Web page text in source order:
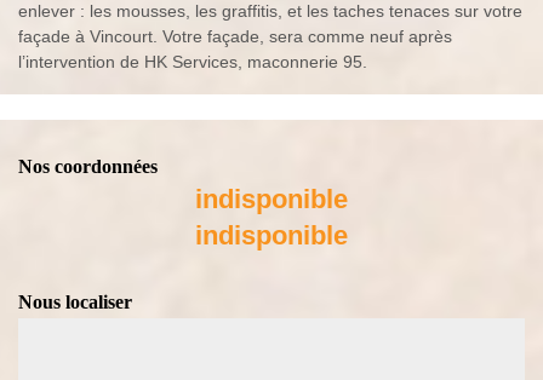
enlever : les mousses, les graffitis, et les taches tenaces sur votre
façade à Vincourt. Votre façade, sera comme neuf après
l’intervention de HK Services, maconnerie 95.
Nos coordonnées
indisponible
indisponible
Nous localiser